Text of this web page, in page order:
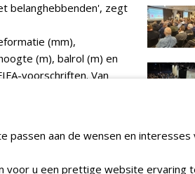
belanghebbenden', zegt
(mm),
(m), balrol (m) en
voorschriften. Van
het meten van
is erg waardevol
de kwaliteit van
spel- en
meetinstrumenten zijn
passen aan de wensen en interesses
voor u een prettige website ervaring